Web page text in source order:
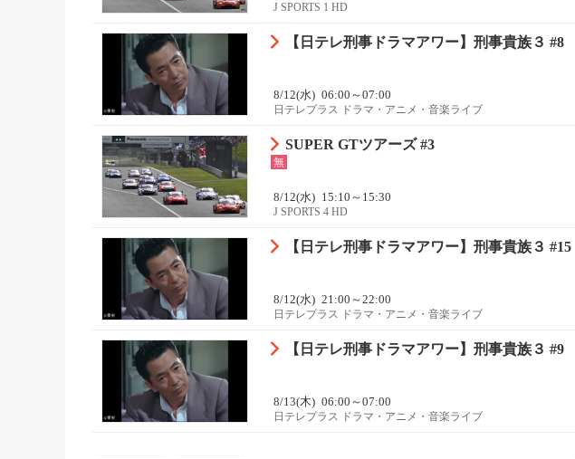
J SPORTS 1 HD
【日テレ刑事ドラマアワー】刑事貴族３ #8
8/12(水) 06:00～07:00
日テレプラス ドラマ・アニメ・音楽ライブ
SUPER GTツアーズ #3
無
8/12(水) 15:10～15:30
J SPORTS 4 HD
【日テレ刑事ドラマアワー】刑事貴族３ #15
8/12(水) 21:00～22:00
日テレプラス ドラマ・アニメ・音楽ライブ
【日テレ刑事ドラマアワー】刑事貴族３ #9
8/13(木) 06:00～07:00
日テレプラス ドラマ・アニメ・音楽ライブ